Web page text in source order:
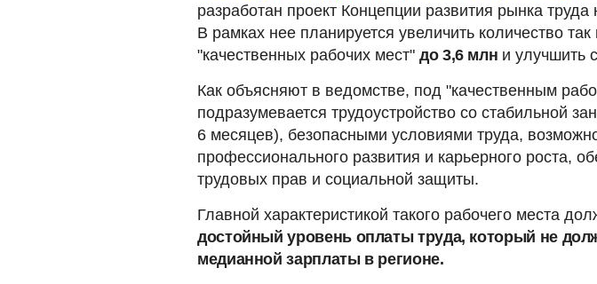
разработан проект Концепции развития рынка
В рамках нее планируется увеличить количество
"качественных рабочих мест" до 3,6 млн и улучшить
Как объясняют в ведомстве, под "качественным
подразумевается трудоустройство со стабильной
6 месяцев), безопасными условиями труда,
профессионального развития и карьерного роста,
трудовых прав и социальной защиты.
Главной характеристикой такого рабочего места
достойный уровень оплаты труда, который не
медианной зарплаты в регионе.